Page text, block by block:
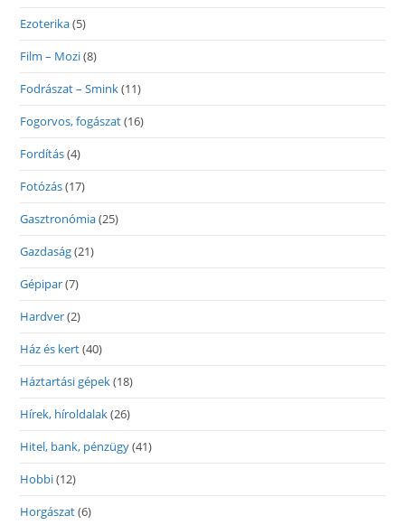
Ezoterika(5)
Film – Mozi(8)
Fodrászat – Smink(11)
Fogorvos, fogászat(16)
Fordítás(4)
Fotózás(17)
Gasztronómia(25)
Gazdaság(21)
Gépipar(7)
Hardver(2)
Ház és kert(40)
Háztartási gépek(18)
Hírek, híroldalak(26)
Hitel, bank, pénzügy(41)
Hobbi(12)
Horgászat(6)